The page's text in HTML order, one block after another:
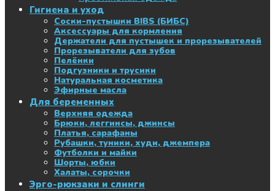
Гигиена и уход
Соски-пустышки BIBS (БИБС)
Аксессуары для кормления
Держатели для пустышек и прорезывателей
Прорезыватели для зубов
Пелёнки
Подгузники и трусики
Натуральная косметика
Эфирные масла
Для беременных
Верхняя одежда
Брюки, леггинсы, джинсы
Платья, сарафаны
Рубашки, туники, худи, джемпера
Футболки и майки
Шорты, юбки
Халаты, сорочки
Эрго-рюкзаки и слинги